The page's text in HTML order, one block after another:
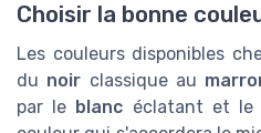
Choisir la bonne
Les couleurs disponibles
du noir classique au
par le blanc éclatant et le